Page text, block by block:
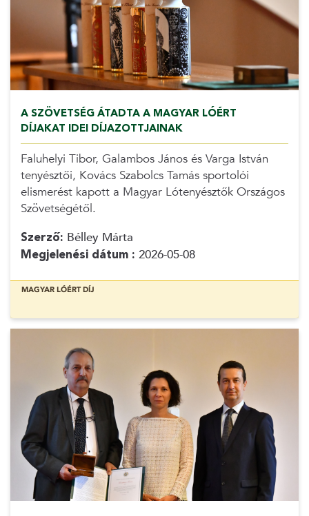
A SZÖVETSÉG ÁTADTA A MAGYAR LÓÉRT
DÍJAKAT IDEI DÍJAZOTTJAINAK
Faluhelyi Tibor, Galambos János és Varga István
tenyésztői, Kovács Szabolcs Tamás sportolói
elismerést kapott a Magyar Lótenyésztők Országos
Szövetségétől.
Szerző: Bélley Márta
Megjelenési dátum : 2026-05-08
MAGYAR LÓÉRT DÍJ